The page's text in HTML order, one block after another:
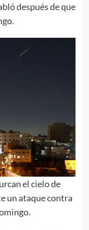
después de que
el cielo de
un ataque contra